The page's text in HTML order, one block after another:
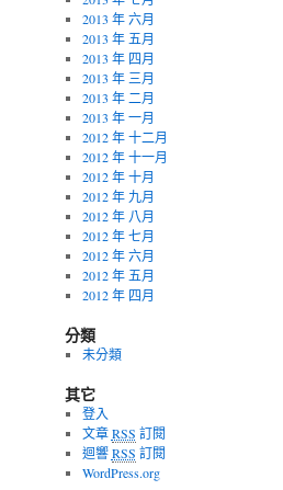
2013 年 六月
2013 年 五月
2013 年 四月
2013 年 三月
2013 年 二月
2013 年 一月
2012 年 十二月
2012 年 十一月
2012 年 十月
2012 年 九月
2012 年 八月
2012 年 七月
2012 年 六月
2012 年 五月
2012 年 四月
分類
未分類
其它
登入
文章RSS 訂閱
迴響RSS 訂閱
WordPress.org